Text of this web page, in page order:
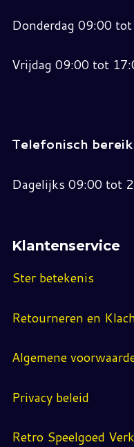
Donderdag 09:00
Vrijdag 09:00 tot
Telefonisch
Dagelijks 09:00 tot
Klantenservice
Ster betekenis
Retourneren en
Algemene
Privacy beleid
Retro Speelgoed